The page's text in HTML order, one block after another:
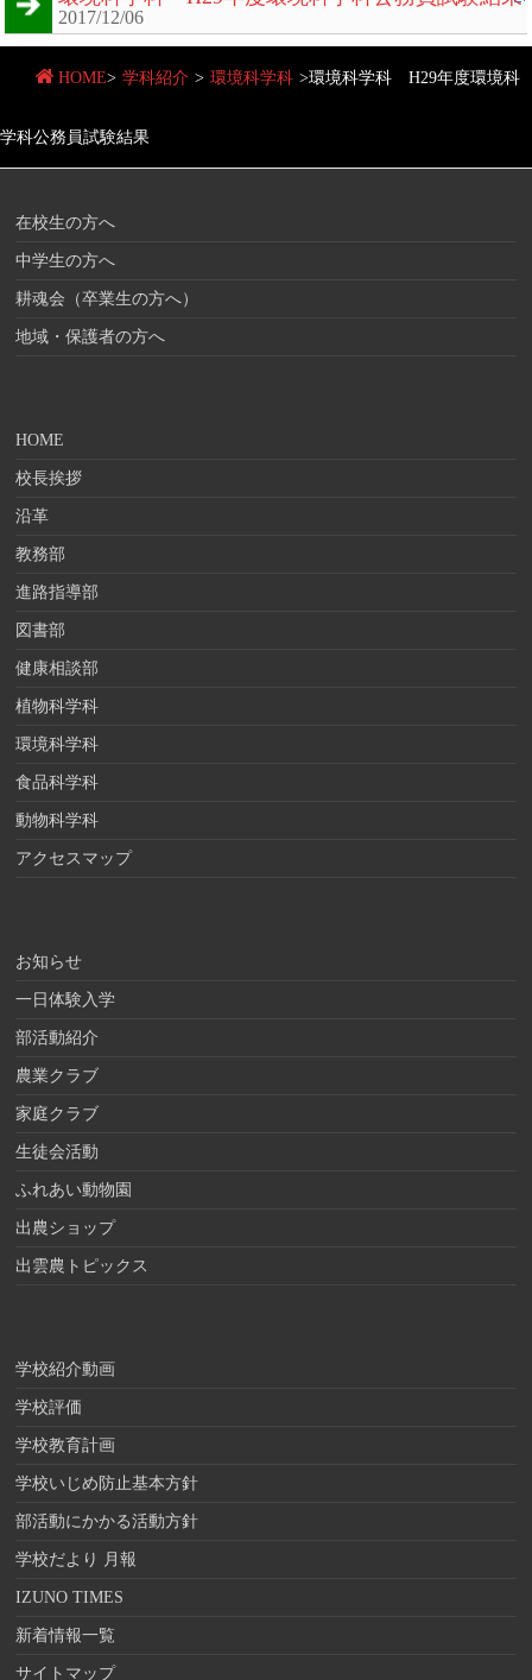
2017/12/06
HOME> 学科紹介 > 環境科学科 >環境科学科 H29年度環境科
学科公務員試験結果
在校生の方へ
中学生の方へ
耕魂会（卒業生の方へ）
地域・保護者の方へ
HOME
校長挨拶
沿革
教務部
進路指導部
図書部
健康相談部
植物科学科
環境科学科
食品科学科
動物科学科
アクセスマップ
お知らせ
一日体験入学
部活動紹介
農業クラブ
家庭クラブ
生徒会活動
ふれあい動物園
出農ショップ
出雲農トピックス
学校紹介動画
学校評価
学校教育計画
学校いじめ防止基本方針
部活動にかかる活動方針
学校だより 月報
IZUNO TIMES
新着情報一覧
サイトマップ